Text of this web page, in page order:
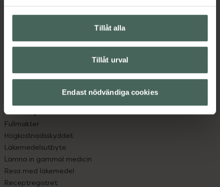
Tillåt alla
Tillåt urval
Endast nödvändiga cookies
Leverans, betalning och retur
App
Om recept och läkemedel
Fullmakter
Högkostnadsskyddet
Läkemedelsutbyte
Lämna in gammal medicin
Resa med läkemedel
Receptregistret